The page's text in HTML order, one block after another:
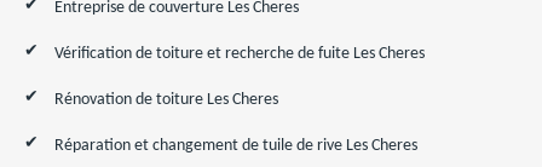
Entreprise de couverture Les Cheres
Vérification de toiture et recherche de fuite Les Cheres
Rénovation de toiture Les Cheres
Réparation et changement de tuile de rive Les Cheres